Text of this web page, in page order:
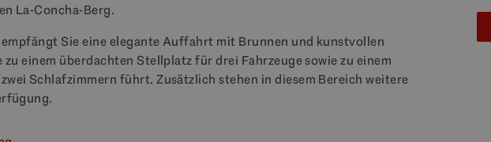
La-Concha-Berg.
Sie eine elegante Auffahrt mit Brunnen und kunstvollen
einem überdachten Stellplatz für drei Fahrzeuge sowie zu einem
Schlafzimmern führt. Zusätzlich stehen in diesem Bereich weitere